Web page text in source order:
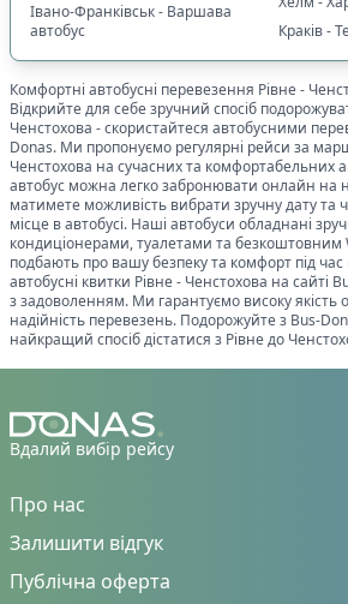
🔒 Індивідуальні ремені
❄️Клімат-контроль
🔌 Електроніка та розваги:
🔌Розетки біля кожного
🔌Розетки в салоні
📺Телевізор
🎧Особистий мультимедіа
📶Інтернет-з'язок:
📡Wi-Fi із стабільним
📱Wi-Fi 4G
🚲 Місце для велосипеда
👶Місце для дитячого візка
Показано всі
рейси
Івано-Франківськ - Варшава
автобус
Краків -
Комфортні автобусні перевезення Рівне-
Відкрийте для себе зручний спосіб
Ченстохова - скористайтеся автобусними
Donas. Ми пропонуємо регулярні рейси за
Ченстохова на сучасних та комфортабельних
автобус можна легко забронювати онлайн на
матимете можливість вибрати зручну дату та
місце в автобусі. Наші автобуси обладнані
кондиціонерами, туалетами та безкоштовним
подбають про вашу безпеку та комфорт під
автобусні квитки Рівне- Ченстохова на сайті
з задоволенням. Ми гарантуємо високу якість
надійність перевезень. Подорожуйте з Bus-
найкращий спосіб дістатися з Рівнедо
Вдалий вибір рейсу
Про нас
Залишити відгук
Публічна оферта